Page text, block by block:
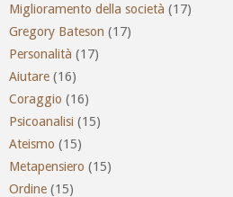
Miglioramento della società (17)
Gregory Bateson (17)
Personalità (17)
Aiutare (16)
Coraggio (16)
Psicoanalisi (15)
Ateismo (15)
Metapensiero (15)
Ordine (15)